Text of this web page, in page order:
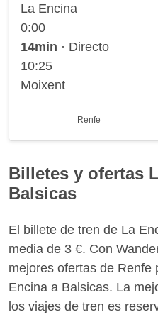
La Encina
0:00
14min · Directo
10:25
Moixent
Renfe
Billetes y ofertas
Balsicas
El billete de tren de La
media de 3 €. Con
mejores ofertas de Renfe
Encina a Balsicas. La
los viajes de tren es